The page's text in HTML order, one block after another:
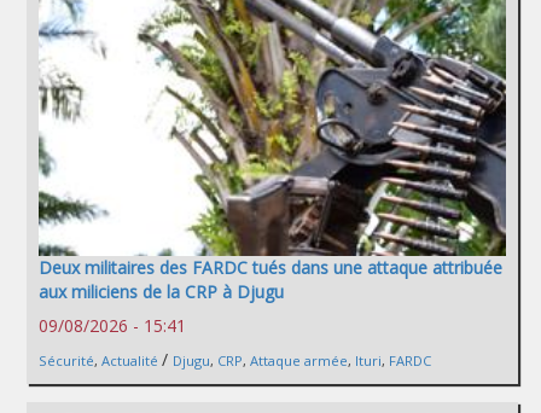
Deux militaires des FARDC tués dans une attaque attribuée
aux miliciens de la CRP à Djugu
09/08/2026 - 15:41
Sécurité, Actualité / Djugu, CRP, Attaque armée, Ituri, FARDC